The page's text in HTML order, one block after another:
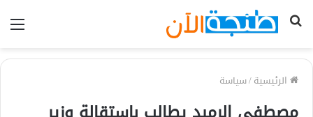
بحث
الرئيسية/سياسة